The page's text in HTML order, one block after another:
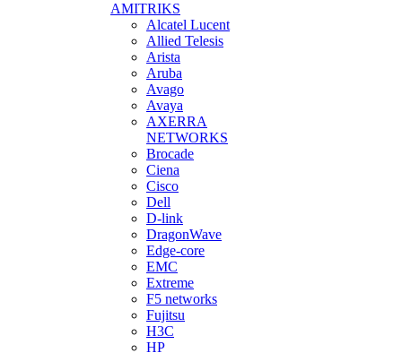
AMITRIKS
Alcatel Lucent
Allied Telesis
Arista
Aruba
Avago
Avaya
AXERRA
NETWORKS
Brocade
Ciena
Cisco
Dell
D-link
DragonWave
Edge-core
EMC
Extreme
F5 networks
Fujitsu
H3С
HP